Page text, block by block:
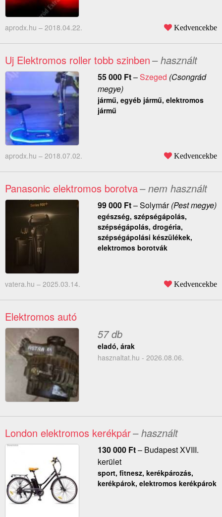
aprodx.hu – 2018.04.22. Kedvencekbe
Uj Elektromos roller tobb szinben– használt
55 000 Ft–Szeged (Csongrád
megye)
jármű, egyéb jármű, elektromos
jármű
aprodx.hu – 2018.07.02. Kedvencekbe
Panasonic elektromos borotva– nem használt
99 000 Ft–Solymár(Pest megye)
egészség, szépségápolás,
szépségápolás, drogéria,
szépségápolási készülékek,
elektromos borotvák
vatera.hu – 2025.03.14. Kedvencekbe
Elektromos autó
57 db
eladó, árak
hasznaltat.hu - 2026.08.06.
London elektromos kerékpár– használt
130 000 Ft– Budapest XVIII.
kerület
sport, fitnesz, kerékpározás,
kerékpárok, elektromos kerékpárok